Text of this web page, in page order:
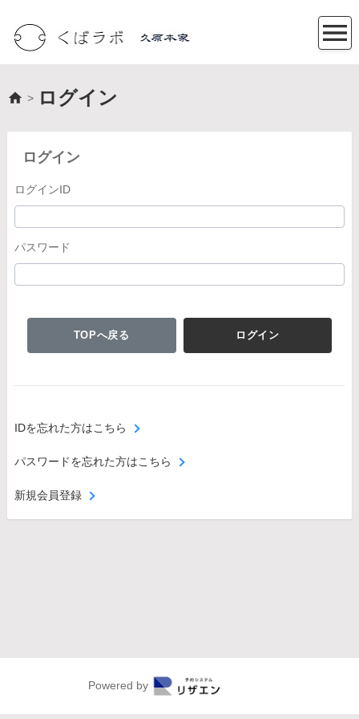
> ログイン
ログイン
ログインID
パスワード
TOPへ戻る ログイン
IDを忘れた方はこちら
パスワードを忘れた方はこちら
新規会員登録
Powered by